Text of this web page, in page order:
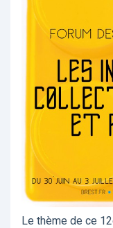
Le thème de ce